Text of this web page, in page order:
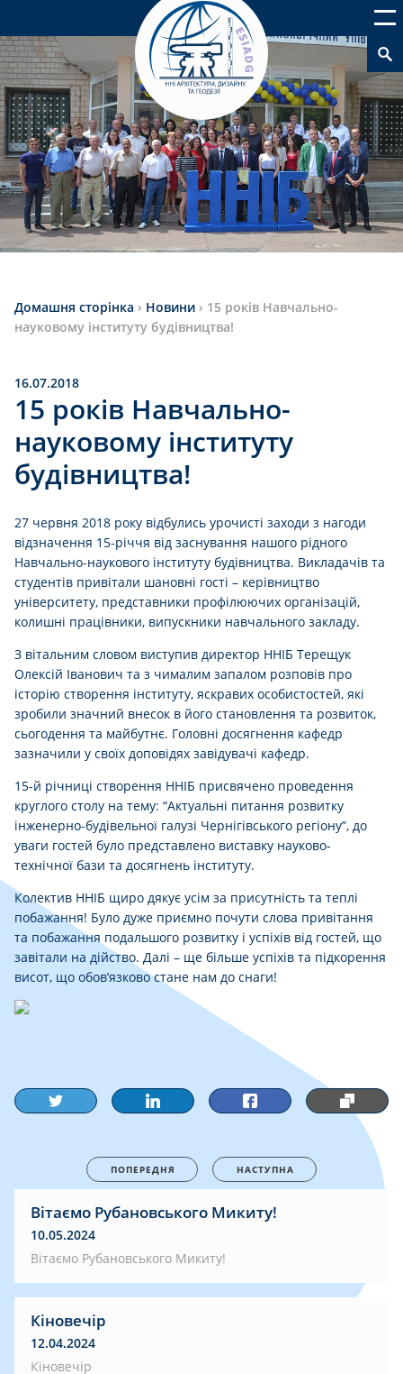
Домашня сторінка › Новини › 15 років Навчально-
науковому інституту будівництва!
16.07.2018
15 років Навчально-
науковому інституту
будівництва!
27 червня 2018 року відбулись урочисті заходи з нагоди
відзначення 15-річчя від заснування нашого рідного
Навчально-наукового інституту будівництва. Викладачів та
студентів привітали шановні гості – керівництво
університету, представники профілюючих організацій,
колишні працівники, випускники навчального закладу.
З вітальним словом виступив директор ННІБ Терещук
Олексій Іванович та з чималим запалом розповів про
історію створення інституту, яскравих особистостей, які
зробили значний внесок в його становлення та розвиток,
сьогодення та майбутнє. Головні досягнення кафедр
зазначили у своїх доповідях завідувачі кафедр.
15-й річниці створення ННІБ присвячено проведення
круглого столу на тему: “Актуальні питання розвитку
інженерно-будівельної галузі Чернігівського регіону”, до
уваги гостей було представлено виставку науково-
технічної бази та досягнень інституту.
Колектив ННІБ щиро дякує усім за присутність та теплі
побажання! Було дуже приємно почути слова привітання
та побажання подальшого розвитку і успіхів від гостей, що
завітали на дійство. Далі – ще більше успіхів та підкорення
висот, що обов’язково стане нам до снаги!
ПОПЕРЕДНЯ НАСТУПНА
Вітаємо Рубановського Микиту!
10.05.2024
Вітаємо Рубановського Микиту!
Кіновечір
12.04.2024
Кіновечір